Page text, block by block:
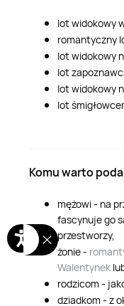
lot widokowy
romantyczny
lot widokowy
lot
lot widokowy
lot
Komu warto
mężowi - na
fascynuje go
przestworzy,
żonie -
Walentynek
rodzicom -
dziadkom - z